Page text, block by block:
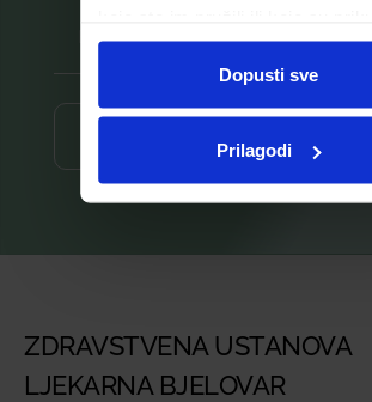
ste upotrebljavali njihove usluge.
Dopusti sve
Prilagodi
ZDRAVSTVENA USTANOVA
LJEKARNA BJELOVAR